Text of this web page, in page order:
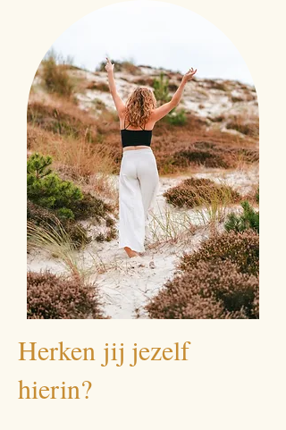
Herken jij jezelf
hierin?